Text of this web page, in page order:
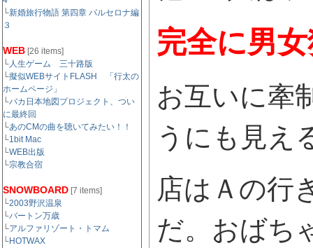
└新婚旅行物語 第四章 バルセロナ編
３
WEB [26 items]
└人生ゲーム 三十路版
└擬似WEBサイトFLASH 「行太の
ホームページ」
└バカ日本地図プロジェクト、つい
に最終回
└あのCMの曲を聴いてみたい！！
└1bit Mac
└WEB出版
└宗教合宿
SNOWBOARD [7 items]
└2003野沢温泉
└バートン万歳
└アルファリゾート・トマム
└HOTWAX
完全に男
お互いに牽
うにも見え
店はＡの行
だ。おばち